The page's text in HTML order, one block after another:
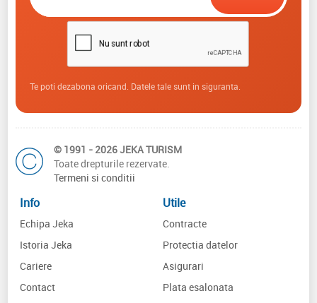
Te poti dezabona oricand. Datele tale sunt in siguranta.
© 1991 - 2026 JEKA TURISM
Toate drepturile rezervate.
Termeni si conditii
Info
Echipa Jeka
Istoria Jeka
Cariere
Contact
Utile
Contracte
Protectia datelor
Asigurari
Plata esalonata